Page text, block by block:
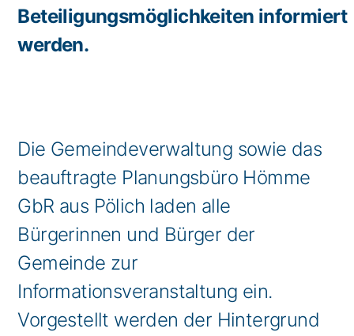
Beteiligungsmöglichkeiten informiert
werden.
Die Gemeindeverwaltung sowie das
beauftragte Planungsbüro Hömme
GbR aus Pölich laden alle
Bürgerinnen und Bürger der
Gemeinde zur
Informationsveranstaltung ein.
Vorgestellt werden der Hintergrund